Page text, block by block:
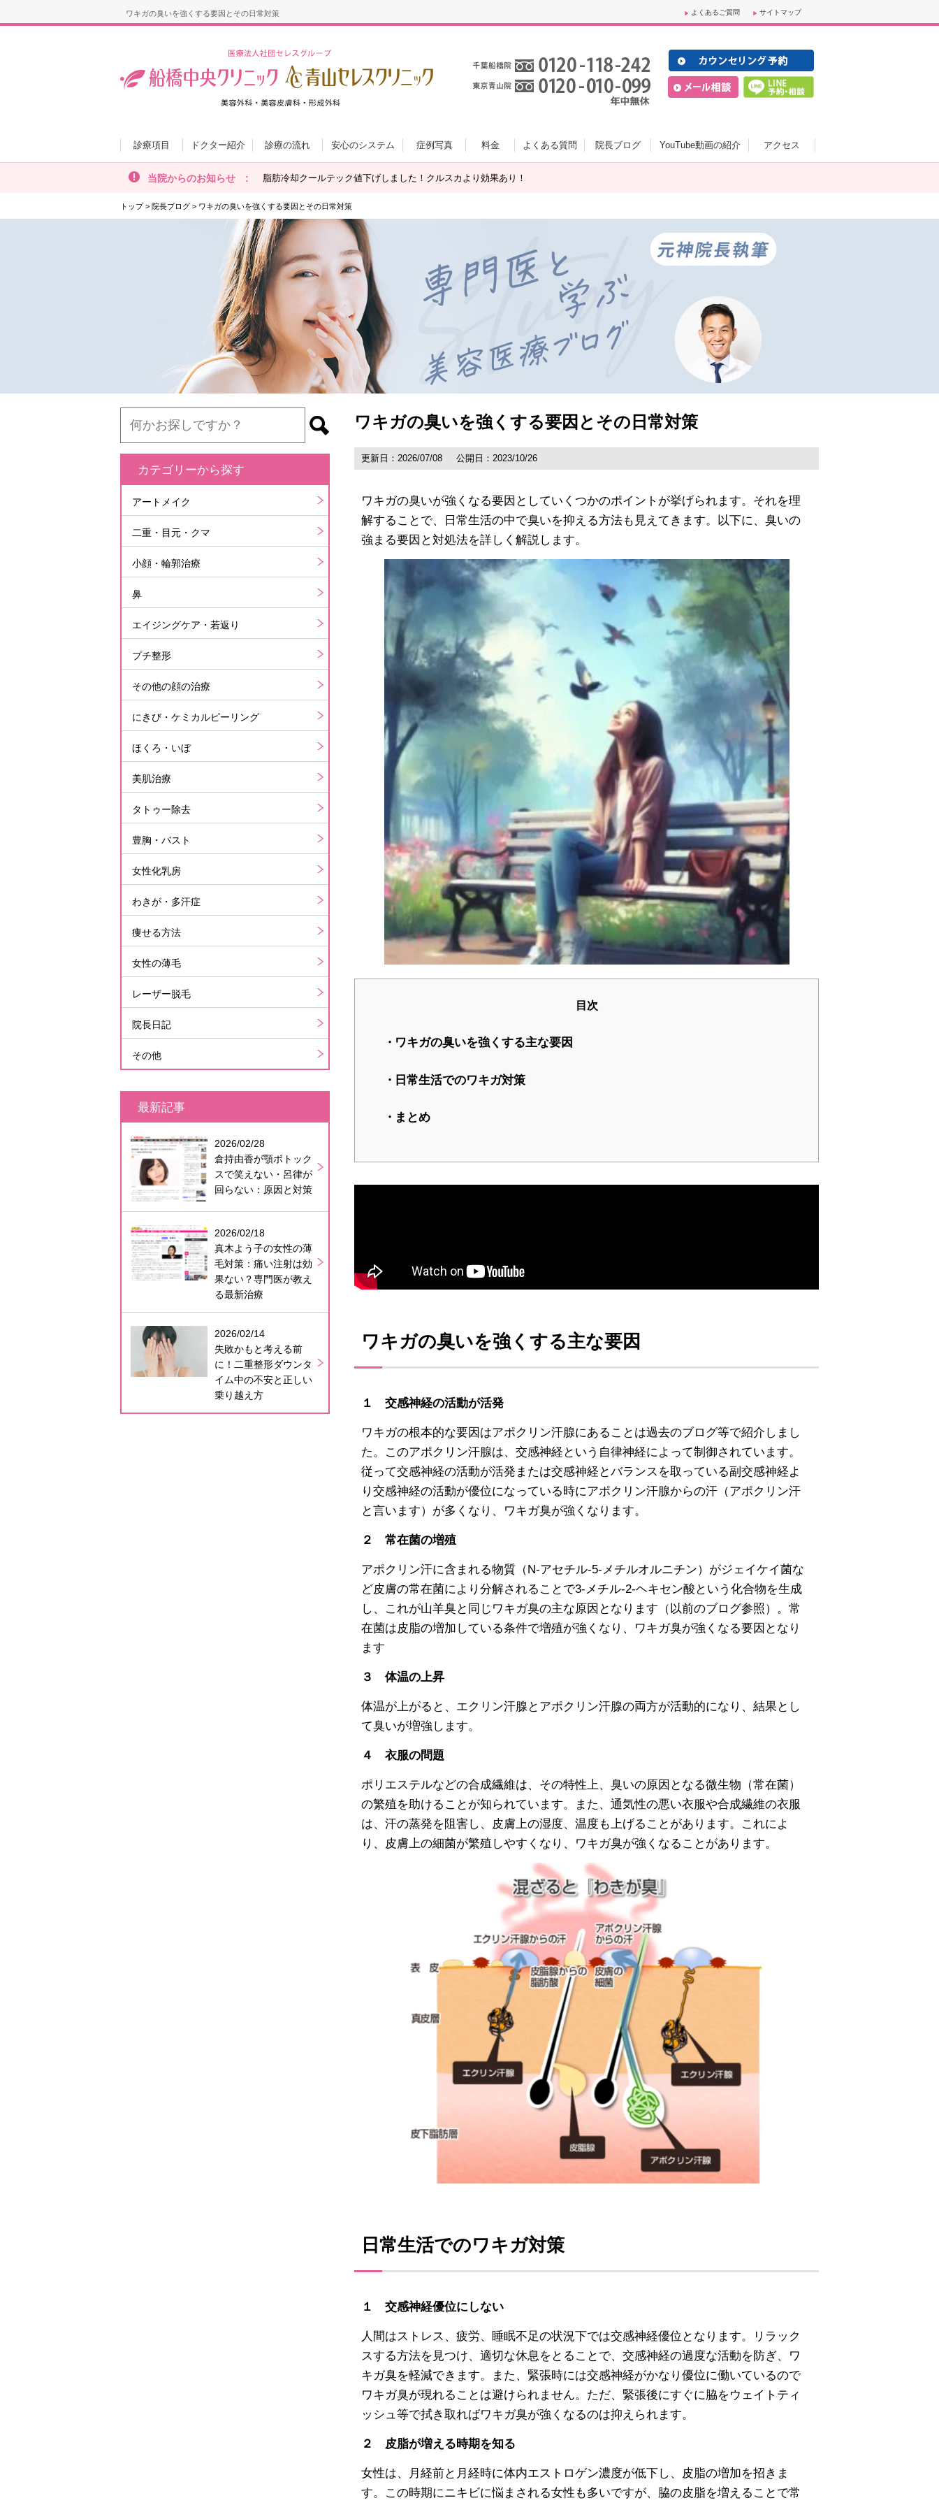
ワキガの臭いを強くする要因とその日常対策 よくあるご質問 サイトマップ
診療項目 ドクター紹介 診療の流れ 安心のシステム 症例写真 料金 よくある質問 院長ブログ YouTube動画の紹介 アクセス
当院からのお知らせ : 脂肪冷却クールテック値下げしました！クルスカより効果あり！
トップ > 院長ブログ > ワキガの臭いを強くする要因とその日常対策
ワキガの臭いを強くする要因とその日常対策
更新日：2026/07/08 公開日：2023/10/26
ワキガの臭いが強くなる要因としていくつかのポイントが挙げられます。それを理
解することで、日常生活の中で臭いを抑える方法も見えてきます。以下に、臭いの
強まる要因と対処法を詳しく解説します。
目次
ワキガの臭いを強くする主な要因
日常生活でのワキガ対策
まとめ
ワキガの臭いを強くする主な要因
１ 交感神経の活動が活発
ワキガの根本的な要因はアポクリン汗腺にあることは過去のブログ等で紹介しまし
た。このアポクリン汗腺は、交感神経という自律神経によって制御されています。
従って交感神経の活動が活発または交感神経とバランスを取っている副交感神経よ
り交感神経の活動が優位になっている時にアポクリン汗腺からの汗（アポクリン汗
と言います）が多くなり、ワキガ臭が強くなります。
２ 常在菌の増殖
アポクリン汗に含まれる物質（N-アセチル-5-メチルオルニチン）がジェイケイ菌な
ど皮膚の常在菌により分解されることで3-メチル-2-ヘキセン酸という化合物を生成
し、これが山羊臭と同じワキガ臭の主な原因となります（以前のブログ参照）。常
在菌は皮脂の増加している条件で増殖が強くなり、ワキガ臭が強くなる要因となり
ます
３ 体温の上昇
体温が上がると、エクリン汗腺とアポクリン汗腺の両方が活動的になり、結果とし
て臭いが増強します。
４ 衣服の問題
ポリエステルなどの合成繊維は、その特性上、臭いの原因となる微生物（常在菌）
の繁殖を助けることが知られています。また、通気性の悪い衣服や合成繊維の衣服
は、汗の蒸発を阻害し、皮膚上の湿度、温度も上げることがあります。これによ
り、皮膚上の細菌が繁殖しやすくなり、ワキガ臭が強くなることがあります。
日常生活でのワキガ対策
１ 交感神経優位にしない
人間はストレス、疲労、睡眠不足の状況下では交感神経優位となります。リラック
スする方法を見つけ、適切な休息をとることで、交感神経の過度な活動を防ぎ、ワ
キガ臭を軽減できます。また、緊張時には交感神経がかなり優位に働いているので
ワキガ臭が現れることは避けられません。ただ、緊張後にすぐに脇をウェイトティ
ッシュ等で拭き取ればワキガ臭が強くなるのは抑えられます。
２ 皮脂が増える時期を知る
女性は、月経前と月経時に体内エストロゲン濃度が低下し、皮脂の増加を招きま
す。この時期にニキビに悩まされる女性も多いですが、脇の皮脂を増えることで常
カテゴリーから探す
アートメイク
二重・目元・クマ
小顔・輪郭治療
鼻
エイジングケア・若返り
プチ整形
その他の顔の治療
にきび・ケミカルピーリング
ほくろ・いぼ
美肌治療
タトゥー除去
豊胸・バスト
女性化乳房
わきが・多汗症
痩せる方法
女性の薄毛
レーザー脱毛
院長日記
その他
最新記事
2026/02/28
倉持由香が顎ボトック
スで笑えない・呂律が
回らない：原因と対策
2026/02/18
真木よう子の女性の薄
毛対策：痛い注射は効
果ない？専門医が教え
る最新治療
2026/02/14
失敗かもと考える前
に！二重整形ダウンタ
イム中の不安と正しい
乗り越え方